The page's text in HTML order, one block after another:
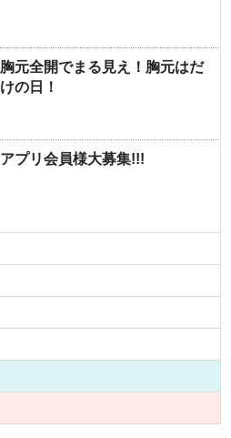
胸元全開でまる見え！胸元はだ
けの日！
アプリ会員様大募集!!!